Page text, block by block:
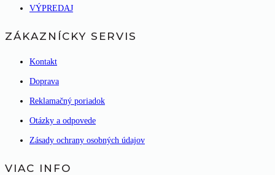
VÝPREDAJ
ZÁKAZNÍCKY SERVIS
Kontakt
Doprava
Reklamačný poriadok
Otázky a odpovede
Zásady ochrany osobných údajov
VIAC INFO